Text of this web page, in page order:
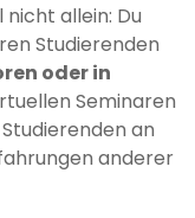
nicht allein: Du
Studierenden
oder in
Seminaren
an
anderer